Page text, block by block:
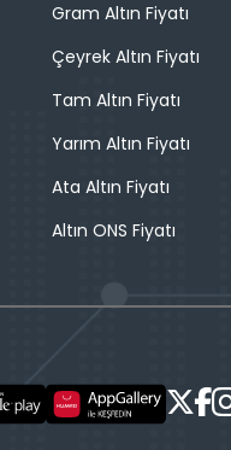
Gram Altın Fiyatı
Çeyrek Altın Fiyatı
Tam Altın Fiyatı
Yarım Altın Fiyatı
Ata Altın Fiyatı
Altın ONS Fiyatı